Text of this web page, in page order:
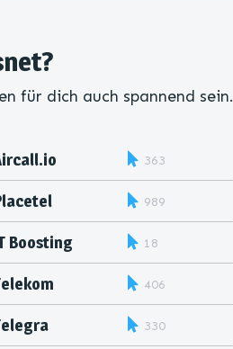
für dich auch spannend sein.
363
989
Boosting 18
406
330